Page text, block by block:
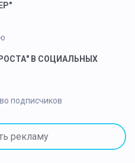
В СОЦИАЛЬНЫХ
подписчиков
рекламу